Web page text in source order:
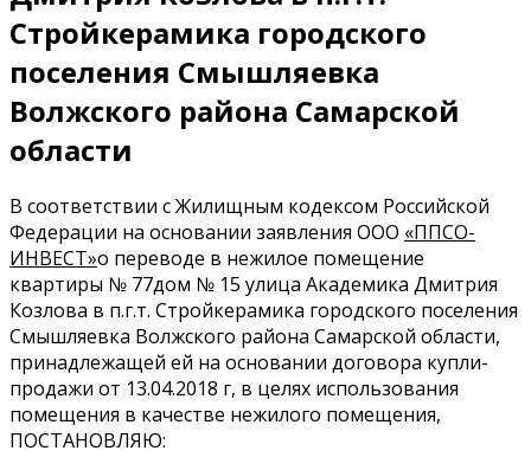
Стройкерамика городского
поселения Смышляевка
Волжского района Самарской
области
В соответствии с Жилищным кодексом Российской
Федерации на основании заявления ООО «ППСО-
ИНВЕСТ»о переводе в нежилое помещение
квартиры № 77дом № 15 улица Академика Дмитрия
Козлова в п.г.т. Стройкерамика городского поселения
Смышляевка Волжского района Самарской области,
принадлежащей ей на основании договора купли-
продажи от 13.04.2018 г, в целях использования
помещения в качестве нежилого помещения,
ПОСТАНОВЛЯЮ: